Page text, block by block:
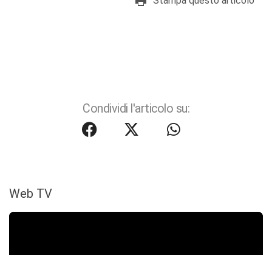
Condividi l'articolo su:
Web TV